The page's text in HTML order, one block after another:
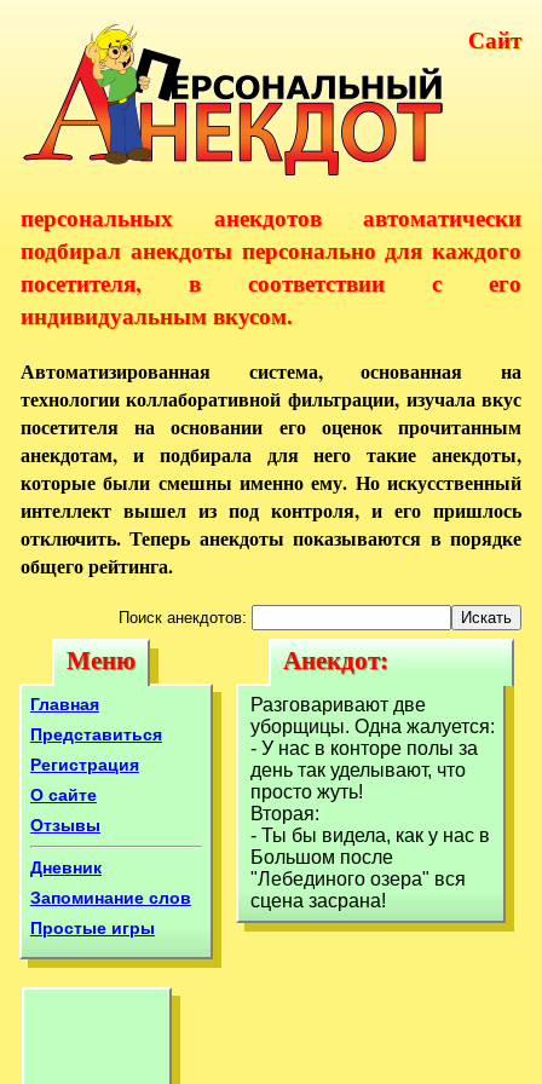
Сайт
персональных анекдотов автоматически
подбирал анекдоты персонально для каждого
посетителя, в соответствии с его
индивидуальным вкусом.
Автоматизированная система, основанная на
технологии коллаборативной фильтрации, изучала вкус
посетителя на основании его оценок прочитанным
анекдотам, и подбирала для него такие анекдоты,
которые были смешны именно ему. Но искусственный
интеллект вышел из под контроля, и его пришлось
отключить. Теперь анекдоты показываются в порядке
общего рейтинга.
Поиск анекдотов:
Меню
Меню
Главная
Представиться
Регистрация
О сайте
Отзывы
Дневник
Запоминание слов
Простые игры
Анекдот:
Разговаривают
две уборщицы.
Одна жалуется:-
У
Анекдот:
Разговаривают
две уборщицы.
Одна жалуется:- У
Разговаривают две
уборщицы. Одна жалуется:
- У нас в конторе полы за
день так уделывают, что
просто жуть!
Вторая:
- Ты бы видела, как у нас в
Большом после
"Лебединого озера" вся
сцена засрана!